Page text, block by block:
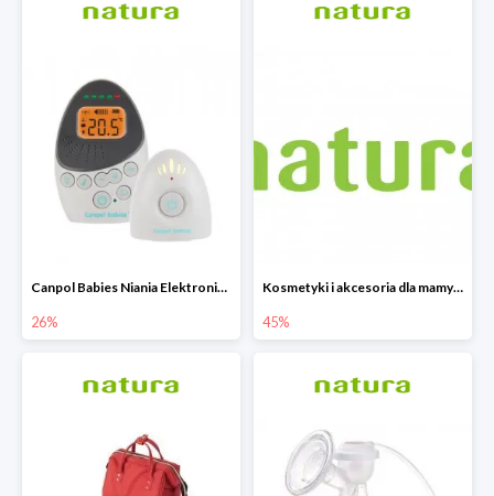
Canpol Babies Niania Elektroniczna Dwukierunkowa -26%
26%
Kosmetyki i akcesoria dla mamy i dziecka do -45%
45%